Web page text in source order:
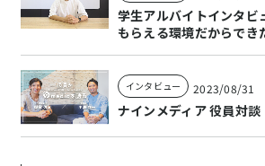
学生アルバイトインタビ
もらえる環境だからでき
インタビュー 2023/08/31
ナインメディア 役員対談